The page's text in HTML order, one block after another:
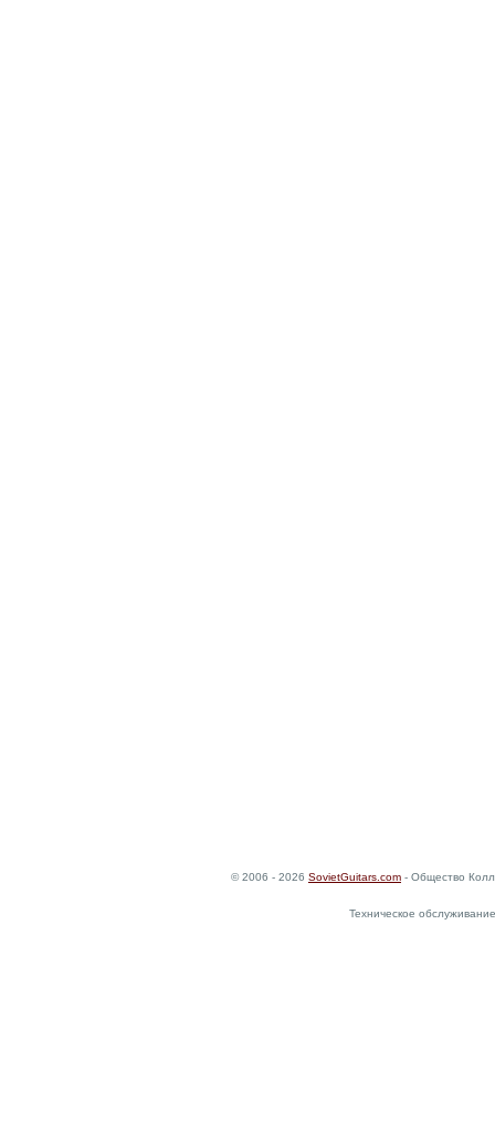
© 2006 - 2026 SovietGuitars.com - Общество
Техническое